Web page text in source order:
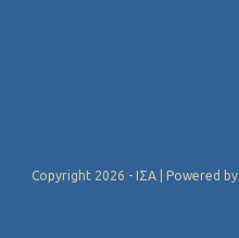
Copyright 2026 - ΙΣΑ | Powered by